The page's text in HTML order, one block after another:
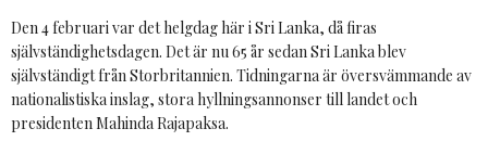
Den 4 februari var det helgdag här i Sri Lanka, då firas
självständighetsdagen. Det är nu 65 år sedan Sri Lanka blev
självständigt från Storbritannien. Tidningarna är översvämmande av
nationalistiska inslag, stora hyllningsannonser till landet och
presidenten Mahinda Rajapaksa.